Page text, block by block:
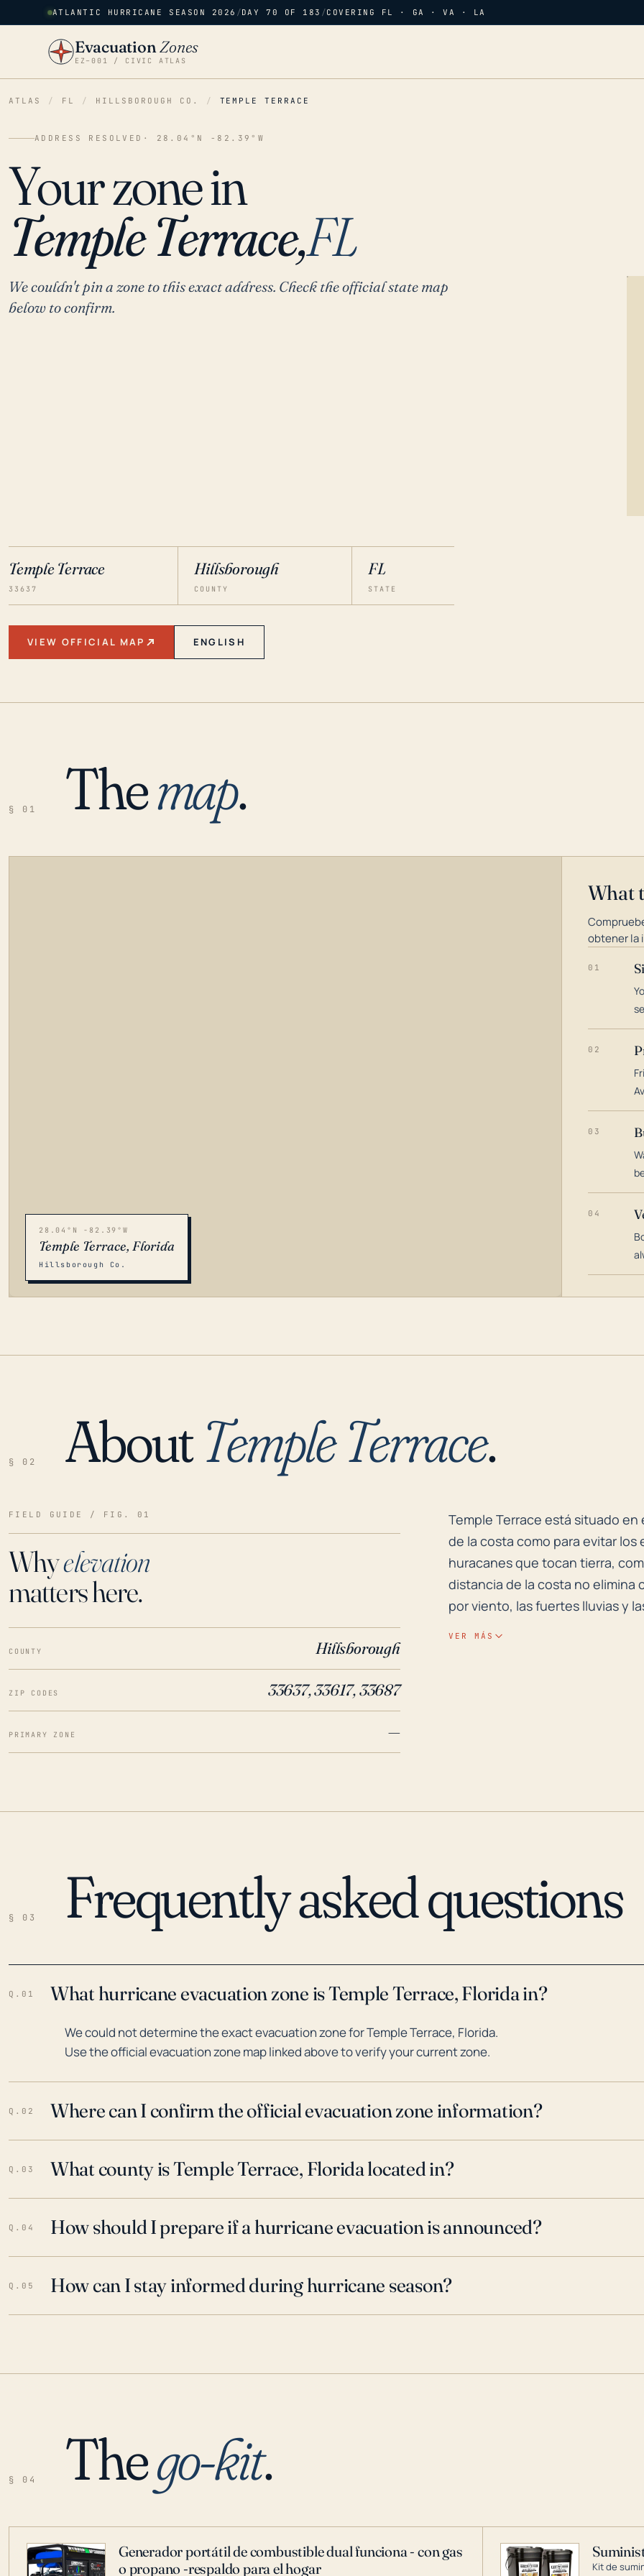
ATLANTIC HURRICANE SEASON 2026 /DAY 70 OF 183 /COVERING FL · GA · VA · LA
EvacuationZones
EZ–001 / CIVIC ATLAS
ATLAS / FL / HILLSBOROUGH CO. / TEMPLE TERRACE
ADDRESS RESOLVED · 28.04°N -82.39°W
Your zone in
Temple Terrace,FL
We couldn't pin a zone to this exact address. Check the official state map
below to confirm.
Temple Terrace
33637
Hillsborough
COUNTY
FL
STATE
VIEW OFFICIAL MAP ENGLISH
§ 01 Themap.
LOADING…
28.04°N -82.39°W
Temple Terrace, Florida
Hillsborough Co.
What
obtener la
01
02
03
04
§ 02 AboutTemple Terrace.
FIELD GUIDE / FIG. 01
Whyelevation
matters here.
COUNTY Hillsborough
ZIP CODES 33637, 33617, 33687
PRIMARY ZONE —
Temple Terrace está situado
Temple Terrace está situado
de la costa como para evitar
huracanes que tocan tierra,
distancia de la costa no elimina
por viento, las fuertes lluvias y
preocupaciones válidas. La
considerando los posibles
más intensos y eventos de
inundación. El continuo
VER MÁS
§ 03 Frequently asked questions
Q.01 What hurricane evacuation zone is Temple Terrace, Florida in?
We could not determine the exact evacuation zone for Temple Terrace, Florida.
Use the official evacuation zone map linked above to verify your current zone.
Q.02 Where can I confirm the official evacuation zone information?
Q.03 What county is Temple Terrace, Florida located in?
Q.04 How should I prepare if a hurricane evacuation is announced?
Q.05 How can I stay informed during hurricane season?
§ 04 Thego-kit.
Generador portátil de combustible dual funciona - con gas
o propano -respaldo para el hogar
Kit de